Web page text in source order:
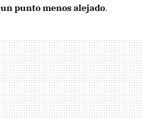
un punto menos alejado.